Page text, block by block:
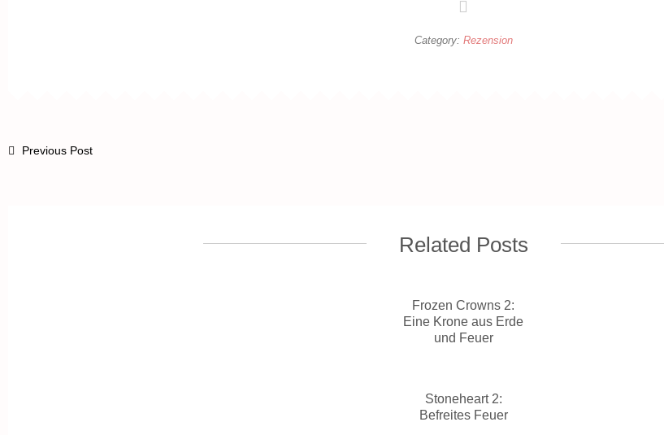
Category: Rezension
Previous Post
Related Posts
Frozen Crowns 2:
Eine Krone aus Erde
und Feuer
Stoneheart 2:
Befreites Feuer